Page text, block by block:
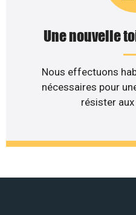
Une nouvelle
Nous effectuons
nécessaires pour
résister